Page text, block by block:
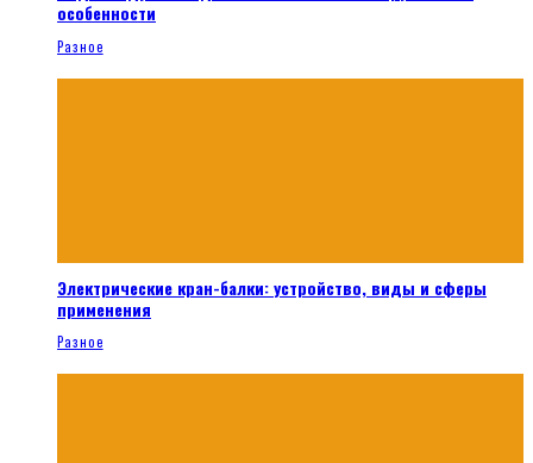
особенности
Разное
Электрические кран-балки: устройство, виды и сферы
применения
Разное